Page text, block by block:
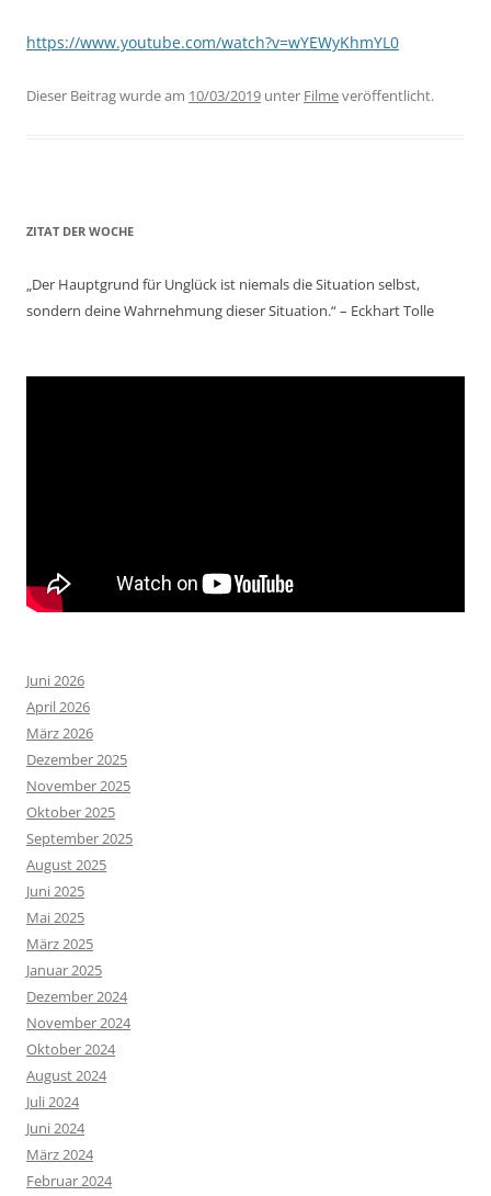
https://www.youtube.com/watch?v=wYEWyKhmYL0
Dieser Beitrag wurde am 10/03/2019 unter Filmeveröffentlicht.
ZITAT DER WOCHE
„Der Hauptgrund für Unglück ist niemals die Situation selbst,
sondern deine Wahrnehmung dieser Situation.“ – Eckhart Tolle
Juni 2026
April 2026
März 2026
Dezember 2025
November 2025
Oktober 2025
September 2025
August 2025
Juni 2025
Mai 2025
März 2025
Januar 2025
Dezember 2024
November 2024
Oktober 2024
August 2024
Juli 2024
Juni 2024
März 2024
Februar 2024